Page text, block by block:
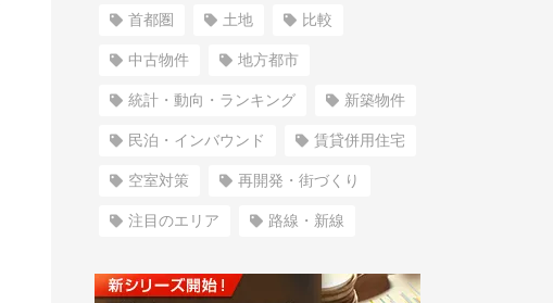
首都圏 土地 比較
中古物件 地方都市
統計・動向・ランキング 新築物件
民泊・インバウンド 賃貸併用住宅
空室対策 再開発・街づくり
注目のエリア 路線・新線